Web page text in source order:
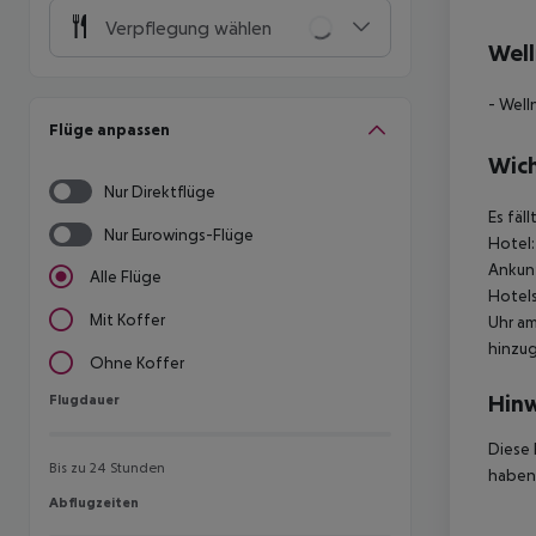
Verpflegung wählen
Flüge anpassen
Nur Direktflüge
Nur Eurowings-Flüge
Alle Flüge
Mit Koffer
Ohne Koffer
Flugdauer
Flugdauer
Bis zu 24 Stunden
Abflugzeiten
Abflugzeiten
-
Es
Hotel:
Uhr
Diese